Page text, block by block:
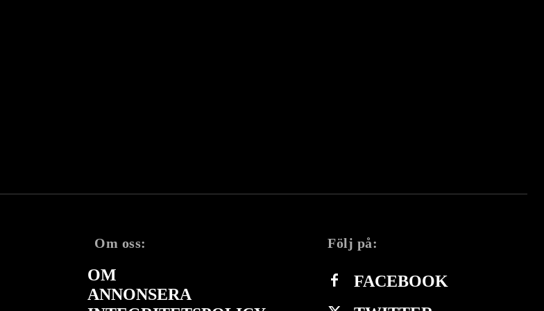
Om oss:
OM
ANNONSERA
Följ på:
FACEBOOK